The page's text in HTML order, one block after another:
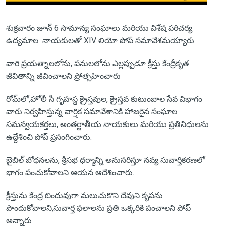
శుక్రవారం జూన్ 6 సామాన్య సంఘాలు మరియు విశేష పరిచర్య
ఉద్యమాల నాయకులతో XIV లియో పోప్ సమావేశమయ్యారు
వారి ప్రయత్నాలలోను, పనులలోను ఎల్లప్పుడూ క్రీస్తు కేంద్రీకృత
జీవితాన్ని జీవించాలని ప్రోత్సహించారు
రోమ్‌లో,హోలీ సీ గృహస్థ క్రైస్తవుల, క్రైస్తవ కుటుంబాల సేవ విభాగం
వారు నిర్వహిస్తున్న వార్షిక సమావేశానికి హాజరైన సంఘాల
సమన్వయకర్తలు, అంతర్జాతీయ నాయకులు మరియు ప్రతినిధులను
ఉద్దేశించి పోప్ ప్రసంగించారు.
బైబిల్ బోధనలను, శ్రీసభ ధర్మాన్ని అనుసరిస్తూ నవ్య సువార్తికరణలో
భాగం పంచుకోవాలని ఆయన ఆదేశించారు.
క్రీస్తును కేంద్ర బిందువుగా మలుచుకొని దేవుని కృపను
పొందుకోవాలని,సువార్త ఫలాలను ప్రతి ఒక్కరికి పంచాలని పోప్
అన్నారు